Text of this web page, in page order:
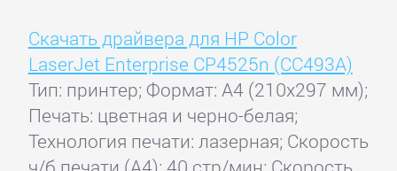
Скачать драйвера для HP Color
LaserJet Enterprise CP4525n (CC493A)
Тип: принтер; Формат: A4 (210x297 мм);
Печать: цветная и черно-белая;
Технология печати: лазерная; Скорость